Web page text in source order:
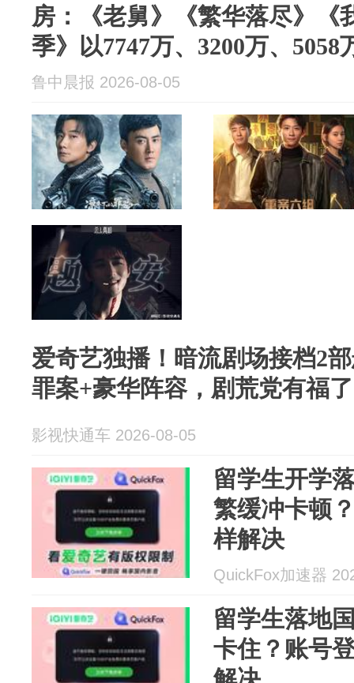
房：《老舅》《繁华落尽》《
季》以7747万、3200万、5058
鲁中晨报 2026-08-05
爱奇艺独播！暗流剧场接档2
罪案+豪华阵容，剧荒党有福
影视快通车 2026-08-05
留学生开学
繁缓冲卡顿
样解决
QuickFox加速器
留学生落地
卡住？账号